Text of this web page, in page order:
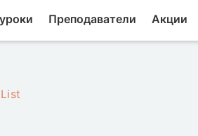
уроки Преподаватели Акции